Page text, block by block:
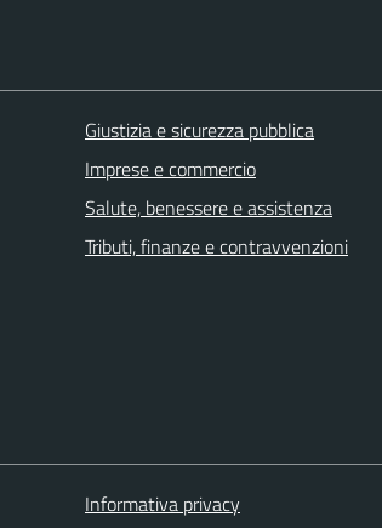
Giustizia e sicurezza pubblica
Imprese e commercio
Salute, benessere e assistenza
Tributi, finanze e contravvenzioni
Informativa privacy